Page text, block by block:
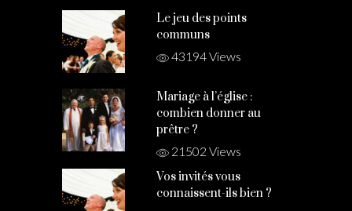
Le jeu des points
communs
43194 Views
Mariage à l’église :
combien donner au
prêtre ?
21502 Views
Vos invités vous
connaissent-ils bien ?